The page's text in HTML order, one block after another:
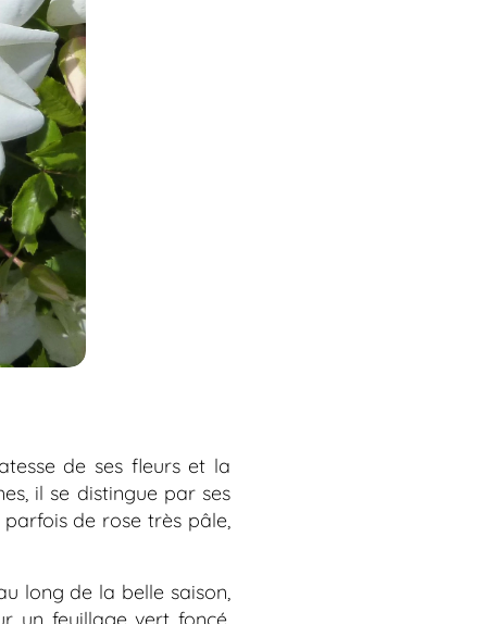
de ses fleurs et la
il se distingue par ses
de rose très pâle,
long de la belle saison,